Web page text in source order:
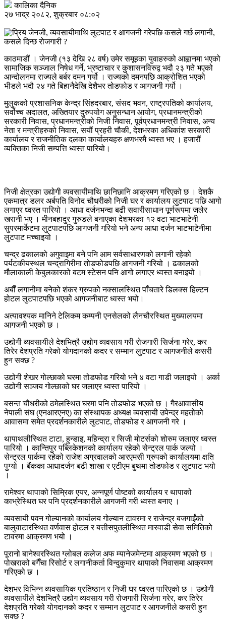
कालिका दैनिक
२७ भाद्र २०८२, शुक्रबार ०८:०२
काठमाडौं । जेनजी (१३ देखि २८ वर्ष) उमेर समूहका युवाहरुको आह्वानमा भएको
सामाजिक सञ्जाल निषेध गर्ने, भ्रष्टाचार र कुशासनविरुद्व भदौ २३ गते भएको
आन्दोलनमा राज्यले बर्बर दमन गर्यो । राज्यको दमनपछि आक्रोशित भएको
भीडले भदौ २४ गते बिहानैदेखि देशैभर तोडफोड र आगजनी गर्यो ।
मुलुकको प्रशासनिक केन्द्र सिंहदरबार, संसद भवन, राष्ट्रपतिको कार्यालय,
सर्वोच्च अदालत, अख्तियार दुरुपयोग अनुसन्धान आयोग, प्रधानमन्त्रीको
सरकारी निवास, प्रधानमन्त्रीको निजी निवास, पूर्वप्रधानमन्त्री निवास, अन्य
नेता र मन्त्रीहरुको निवास, सयौं प्रहरी चौकी, देशभरका अधिकांश सरकारी
कार्यालय र राजनीतिक दलका कार्यालयहरु क्षणभरमै ध्वस्त भए । हजारौं
व्यक्तिका निजी सम्पत्ति ध्वस्त पारियो।
निजी क्षेत्रका उद्योगी व्यवसायीमाथि छानिछानि आक्रमण गरिएको छ । देशकै
एकमात्र डलर अर्बपति विनोद चौधरीको निजी घर र कार्यालय लुटपाट पछि आगो
लगाएर ध्वस्त पारियो । आधा दर्जनभन्दा बढी सवारीसाधान पूर्णरूपमा जलेर
खरानी भए । मीनबहादुर गुरुङले बनाएका देशभरका १२ वटा भाटभाटेनी
सुपरमार्केटमा लुटपाटपछि आगजनी गरियो भने अन्य आधा दर्जन भाटभाटेनीमा
लुटपाट मच्चाइयो ।
चन्द्र ढकालको अगुवाइमा बने पनि आम सर्वसाधारणको लगानी रहेको
पर्यटकीयस्थल चन्द्रागिरीमा तोडफोडपछि आगजनी गरियो । ढकालको
मौलाकाली केबुलकारको बटम स्टेसन पनि आगो लगाएर ध्वस्त बनाइयो ।
अर्बौं लगानीमा बनेको शंकर ग्रुपको नक्सालस्थित पाँचतारे डिलक्स हिल्टन
होटल लुटपाटपछि भएको आगजनीबाट ध्वस्त भयो।
अत्यावश्यक मानिने टेलिकम कम्पनी एनसेलको लैनचौरस्थित मुख्यालयमा
आगजनी भएको छ ।
उद्योगी व्यवसायीले देशभित्रै उद्योग व्यवसाय गरी रोजगारी सिर्जना गरेर, कर
तिरेर देशप्रति गरेको योगदानको कदर र सम्मान लुटपाट र आगजनीले कसरी
हुन सक्छ ?
उद्योगी शेखर गोल्छाको घरमा तोडफोड गरियो भने ४ वटा गाडी जलाइयो । अर्का
उद्योगी सञ्जय गोल्छाको घर जलाएर ध्वस्त पारियो ।
बसन्त चौधरीको ठमेलस्थित घरमा पनि तोडफोड भएको छ । गैरआवासीय
नेपाली संघ (एनआरएनए) का संस्थापक अध्यक्ष व्यवसायी उपेन्द्र महतोको
आवासमा समेत प्रदर्शनकारीले लुटपाट, तोडफोड र आगजनी गरे ।
थापाथलीस्थित टाटा, हुन्डाइ, महिन्द्रा र सिजी मोटर्सको शोरुम जलाएर ध्वस्त
पारियो । कान्तिपुर पब्लिकेशनको कार्यालय रहेको सेन्ट्रल पार्क जल्यो ।
सेन्ट्रल पार्कमा रहेको राजेश अग्रवालको आरएमसी ग्रुपको कार्यालयमा क्षति
पुग्यो । बैंकका आधादर्जन बढी शाखा र एटीएम बुथमा तोडफोड र लुटपाट भयो
।
रामेश्वर थापाको सिम्रिक एयर, अन्नपूर्ण पोष्टको कार्यालय र थापाको
काभ्रेस्थित घर पनि प्रदर्शनकारीले आगजनी गरी ध्वस्त बनाए ।
व्यवसायी पवन गोल्यानको कार्यालय गोल्यान टावरमा र राजेन्द्र बजगाईंको
बालुवाटारस्थित वर्णवास होटल र बत्तीसपुतलीस्थित मारवाडी सेवा समितिको
टावरमा आक्रमण भयो ।
पूरानो बानेश्वरस्थित ग्लोबल कलेज अफ म्यानेजमेन्टमा आक्रमण भएको छ ।
पोखराको बगैँचा रिसोर्ट र लगानीकर्ता विन्दुकुमार थापाको निवासमा आक्रमण
गरिएको छ ।
देशभर विभिन्न व्यवसायिक प्रतिष्ठान र निजी घर ध्वस्त पारिएको छ । उद्योगी
व्यवसायीले देशभित्रै उद्योग व्यवसाय गरी रोजगारी सिर्जना गरेर, कर तिरेर
देशप्रति गरेको योगदानको कदर र सम्मान लुटपाट र आगजनीले कसरी हुन
सक्छ ?